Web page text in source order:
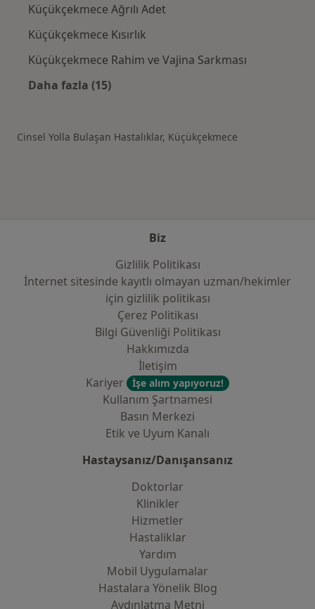
Küçükçekmece Ağrılı Adet
Küçükçekmece Kısırlık
Küçükçekmece Rahim ve Vajina Sarkması
Daha fazla (15)
Cinsel Yolla Bulaşan Hastalıklar, Küçükçekmece
Biz
Gizlilik Politikası
İnternet sitesinde kayıtlı olmayan uzman/hekimler
i̇çin gizlilik politikası
Çerez Politikası
Bilgi Güvenliği Politikası
Hakkımızda
İletişim
Kariyer
İşe alım yapıyoruz!
Kullanım Şartnamesi
Basın Merkezi
Etik ve Uyum Kanalı
Hastaysanız/Danışansanız
Doktorlar
Klinikler
Hizmetler
Hastaliklar
Yardım
Mobil Uygulamalar
Hastalara Yönelik Blog
Aydınlatma Metni